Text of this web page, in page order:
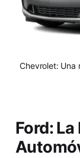
Chevrolet: Una
Ford: